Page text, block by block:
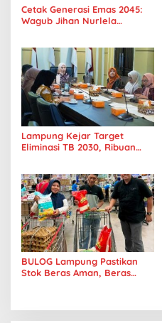
Cetak Generasi Emas 2045:
Wagub Jihan Nurlela
Era Digital
Lampung Kejar Target
Eliminasi TB 2030, Ribuan
BULOG Lampung Pastikan
Stok Beras Aman, Beras